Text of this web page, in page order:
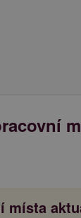
místa